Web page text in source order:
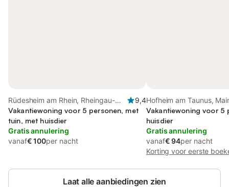
Rüdesheim am Rhein, Rheingau-
Taunus-Kreis
9,4
Vakantiewoning voor 5 personen, met
tuin, met huisdier
Gratis annulering
vanaf€ 100per nacht
Hofheim am Taunus,
Kreis
Vakantiewoning voor 5
huisdier
Gratis annulering
vanaf€ 94per nacht
Korting voor eerste
Laat alle aanbiedingen zien